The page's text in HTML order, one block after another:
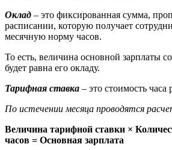
Оклад – это фиксированная сумма,
расписании, которую получает
месячную норму часов.
То есть, величина основной зарплаты
будет равна его окладу.
Тарифная ставка – это стоимость часа
По истечении месяца проводятся
Величина тарифной ставки ×
часов = Основная зарплата